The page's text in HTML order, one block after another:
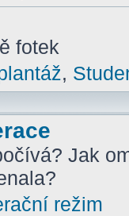
fotek
,
Jak
režim